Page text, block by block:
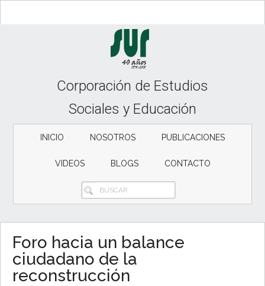
to
to
to
Corporación de Estudios
Sociales y Educación
INICIO NOSOTROS PUBLICACIONES
VIDEOS BLOGS CONTACTO
BUSCAR
Foro hacia un balance
ciudadano de la
reconstrucción